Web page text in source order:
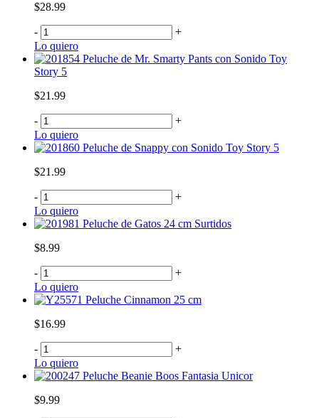
$28.99
-
+
Lo quiero
Peluche de Mr. Smarty Pants con Sonido Toy
Story 5
$21.99
-
+
Lo quiero
Peluche de Snappy con Sonido Toy Story 5
$21.99
-
+
Lo quiero
Peluche de Gatos 24 cm Surtidos
$8.99
-
+
Lo quiero
Peluche Cinnamon 25 cm
$16.99
-
+
Lo quiero
Peluche Beanie Boos Fantasia Unicor
$9.99